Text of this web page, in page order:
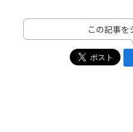
この記事を